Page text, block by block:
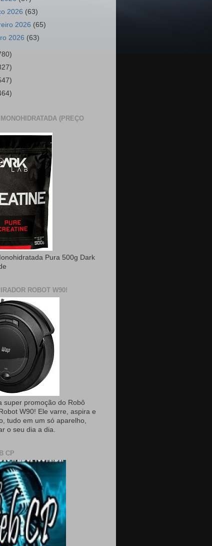
2026 (63)
2026 (65)
2026 (63)
(PREÇO
Pura 500g Dark
ROBOT W90!
super promoção do Robô
W90! Ele varre, aspira e
tudo em um só aparelho,
o seu dia a dia.
CP